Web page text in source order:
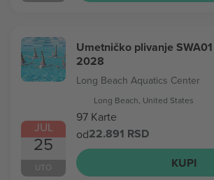
JUL
25
UTO
Umetničko plivanje
2028
Long Beach Aquatics Center
Long Beach, United States
97 Karte
od22.891 RSD
KUPI